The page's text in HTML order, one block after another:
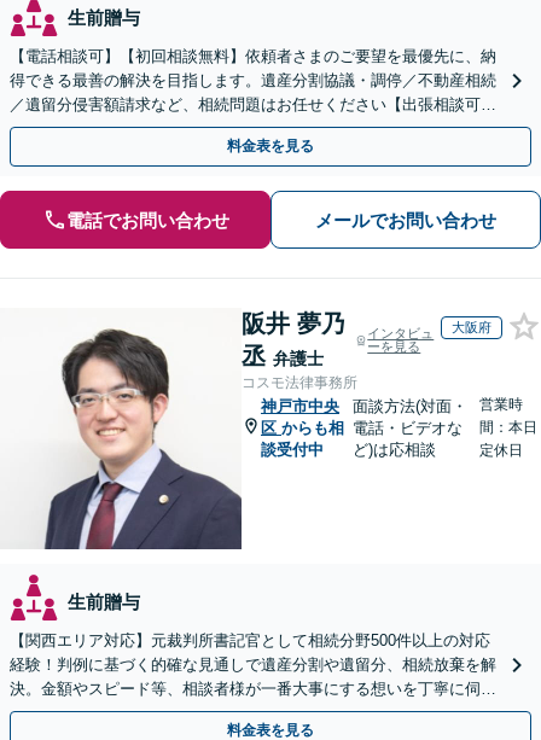
生前贈与
【電話相談可】【初回相談無料】依頼者さまのご要望を最優先に、納
得できる最善の解決を目指します。遺産分割協議・調停／不動産相続
／遺留分侵害額請求など、相続問題はお任せください【出張相談可】
紛争化したトラブルのご相談も対応します【神戸駅3分】
料金表を見る
電話でお問い合わせ メールでお問い合わせ
阪井 夢乃
丞 弁護士
インタビュ
ーを見る
大阪府
コスモ法律事務所
神戸市中央
区 からも相
談受付中
面談方法(対面・
電話・ビデオな
ど)は応相談
営業時
間：本日
定休日
生前贈与
【関西エリア対応】元裁判所書記官として相続分野500件以上の対応
経験！判例に基づく的確な見通しで遺産分割や遺留分、相続放棄を解
決。金額やスピード等、相談者様が一番大事にする想いを丁寧に伺い
最善の解決策を提案【WEB面談可】
料金表を見る